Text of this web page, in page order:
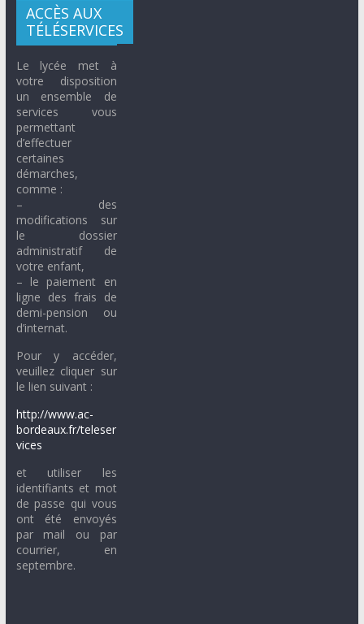
ACCÈS AUX
TÉLÉSERVICES
Le lycée met à
votre disposition
un ensemble de
services vous
permettant
d’effectuer
certaines
démarches,
comme :
– des
modifications sur
le dossier
administratif de
votre enfant,
– le paiement en
ligne des frais de
demi-pension ou
d’internat.
Pour y accéder,
veuillez cliquer sur
le lien suivant :
http://www.ac-
bordeaux.fr/teleser
vices
et utiliser les
identifiants et mot
de passe qui vous
ont été envoyés
par mail ou par
courrier, en
septembre.